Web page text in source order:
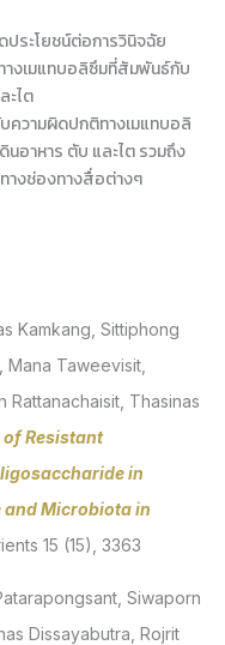
ระโยชน์ต่อการวินิจฉัย
งเมแทบอลิซึมที่สัมพันธ์กับ
ะไต
ความผิดปกติทางเมแทบอลิ
อาหาร ตับ และไต รวมถึง
างช่องทางสื่อต่างๆ
Kamkang, Sittiphong
Taweevisit,
Rattanachaisit, Thasinas
of Resistant
in
and Microbiota in
15 (15), 3363
Siwaporn
Dissayabutra, Rojrit